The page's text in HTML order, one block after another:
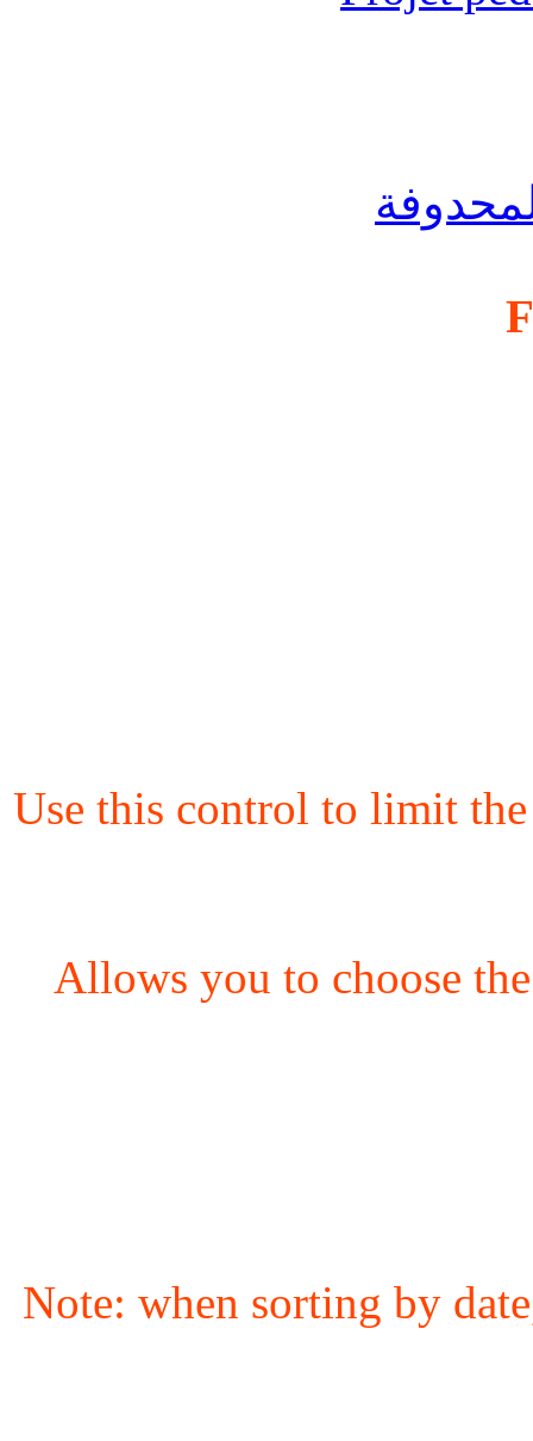
Use this control to limit
Allows you to choose
Note: when sorting by